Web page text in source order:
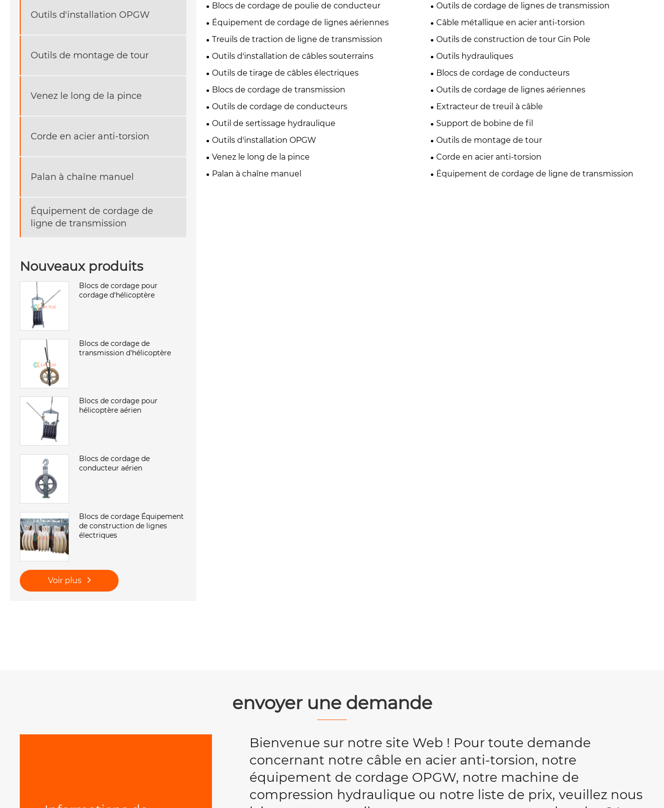
Outils d'installation OPGW
Outils de montage de tour
Venez le long de la pince
Corde en acier anti-torsion
Palan à chaîne manuel
Équipement de cordage de
ligne de transmission
Nouveaux produits
Blocs de cordage pour
cordage d'hélicoptère
Blocs de cordage de
transmission d'hélicoptère
Blocs de cordage pour
hélicoptère aérien
Blocs de cordage de
conducteur aérien
Blocs de cordage Équipement
de construction de lignes
électriques
Voir plus
Blocs de cordage de poulie de conducteur
Outils de cordage de lignes de transmission
Équipement de cordage de lignes aériennes
Câble métallique en acier anti-torsion
Treuils de traction de ligne de transmission
Outils de construction de tour Gin Pole
Outils d'installation de câbles souterrains
Outils hydrauliques
Outils de tirage de câbles électriques
Blocs de cordage de conducteurs
Blocs de cordage de transmission
Outils de cordage de lignes aériennes
Outils de cordage de conducteurs
Extracteur de treuil à câble
Outil de sertissage hydraulique
Support de bobine de fil
Outils d'installation OPGW
Outils de montage de tour
Venez le long de la pince
Corde en acier anti-torsion
Palan à chaîne manuel
Équipement de cordage de ligne de transmission
envoyer une demande
Bienvenue sur notre site Web ! Pour toute demande
concernant notre câble en acier anti-torsion, notre
équipement de cordage OPGW, notre machine de
compression hydraulique ou notre liste de prix, veuillez nous